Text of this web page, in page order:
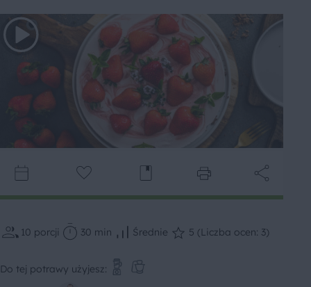
10 porcji 30 min Średnie 5 (Liczba ocen: 3)
Do tej potrawy użyjesz: